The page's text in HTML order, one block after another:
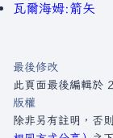
瓦爾海姆:箭矢
最後修改
此頁面最後編輯於
版權
除非另有註明，否